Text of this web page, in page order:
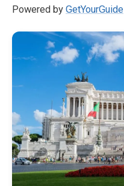
Powered by GetYourGuide